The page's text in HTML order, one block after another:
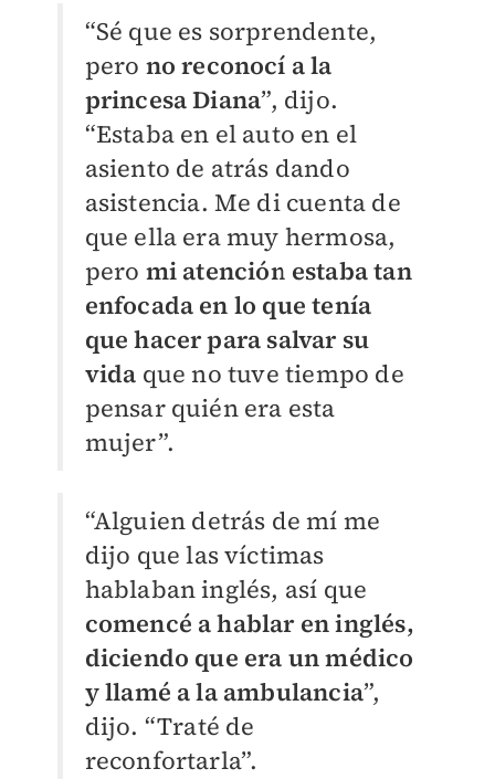
“Sé que es sorprendente,
pero no reconocí a la
princesa Diana”, dijo.
“Estaba en el auto en el
asiento de atrás dando
asistencia. Me di cuenta de
que ella era muy hermosa,
pero mi atención estaba tan
enfocada en lo que tenía
que hacer para salvar su
vida que no tuve tiempo de
pensar quién era esta
mujer”.
“Alguien detrás de mí me
dijo que las víctimas
hablaban inglés, así que
comencé a hablar en inglés,
diciendo que era un médico
y llamé a la ambulancia”,
dijo. “Traté de
reconfortarla”.